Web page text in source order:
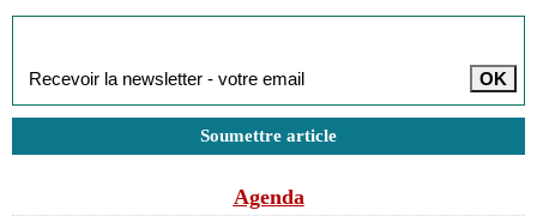
Soumettre article
Agenda